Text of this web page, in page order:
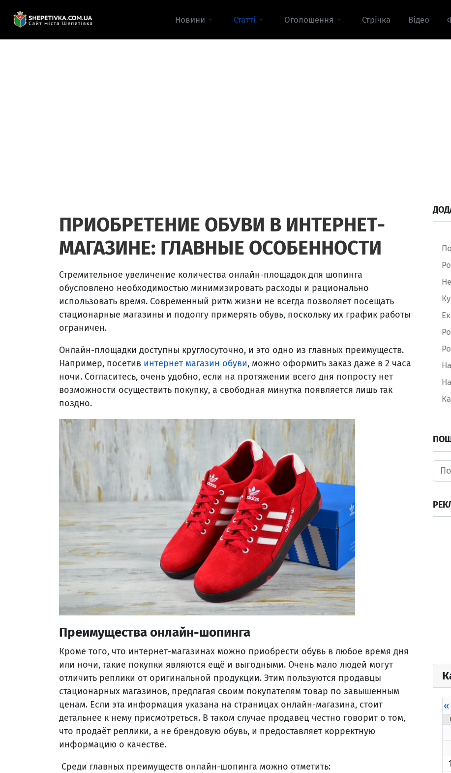
Новини Статті Оголошення Стрічка Відео
ПРИОБРЕТЕНИЕ ОБУВИ В ИНТЕРНЕТ-
МАГАЗИНЕ: ГЛАВНЫЕ ОСОБЕННОСТИ
Стремительное увеличение количества онлайн-площадок для шопинга
обусловлено необходимостью минимизировать расходы и рационально
использовать время. Современный ритм жизни не всегда позволяет посещать
стационарные магазины и подолгу примерять обувь, поскольку их график работы
ограничен.
Онлайн-площадки доступны круглосуточно, и это одно из главных преимуществ.
Например, посетив интернет магазин обуви, можно оформить заказ даже в 2 часа
ночи. Согласитесь, очень удобно, если на протяжении всего дня попросту нет
возможности осуществить покупку, а свободная минутка появляется лишь так
поздно.
Преимущества онлайн-шопинга
Кроме того, что интернет-магазинах можно приобрести обувь в любое время дня
или ночи, такие покупки являются ещё и выгодными. Очень мало людей могут
отличить реплики от оригинальной продукции. Этим пользуются продавцы
стационарных магазинов, предлагая своим покупателям товар по завышенным
ценам. Если эта информация указана на страницах онлайн-магазина, стоит
детальнее к нему присмотреться. В таком случае продавец честно говорит о том,
что продаёт реплики, а не брендовую обувь, и предоставляет корректную
информацию о качестве.
Среди главных преимуществ онлайн-шопинга можно отметить:
«